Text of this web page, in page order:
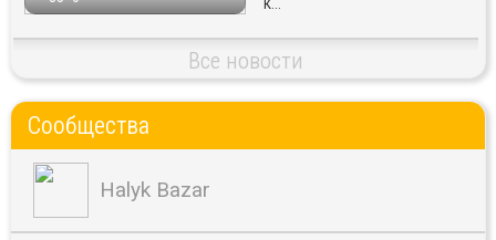
Все новости
Сообщества
Halyk Bazar